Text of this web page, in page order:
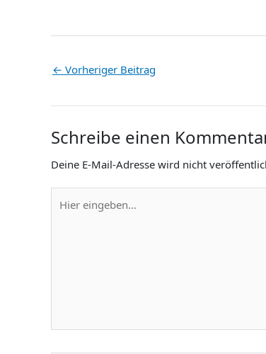
← Vorheriger Beitrag
Schreibe einen
Deine E-Mail-Adresse wird nicht
eingeben…